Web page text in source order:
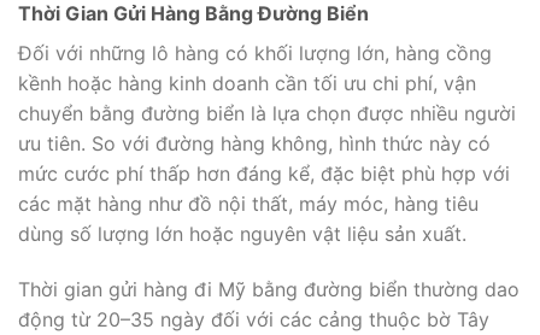
Thời Gian Gửi Hàng Bằng Đường Biển
Đối với những lô hàng có khối lượng lớn, hàng cồng
kềnh hoặc hàng kinh doanh cần tối ưu chi phí, vận
chuyển bằng đường biển là lựa chọn được nhiều người
ưu tiên. So với đường hàng không, hình thức này có
mức cước phí thấp hơn đáng kể, đặc biệt phù hợp với
các mặt hàng như đồ nội thất, máy móc, hàng tiêu
dùng số lượng lớn hoặc nguyên vật liệu sản xuất.
Thời gian gửi hàng đi Mỹ bằng đường biển thường dao
động từ 20–35 ngày đối với các cảng thuộc bờ Tây